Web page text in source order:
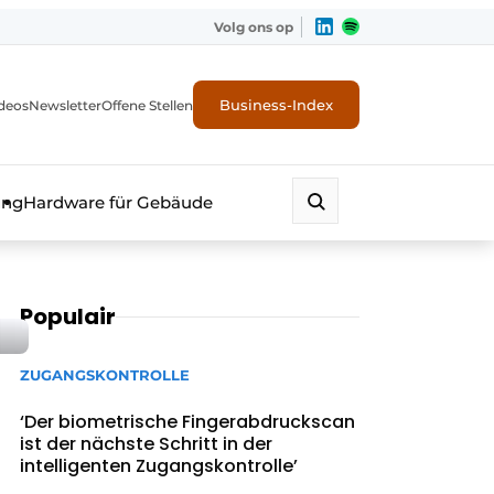
Volg ons op
NewsletterOffene Stellen Business-Index
Hardware für Gebäude
Populair
ZUGANGSKONTROLLE
‘Der biometrische Fingerabdruckscan
ist der nächste Schritt in der
intelligenten Zugangskontrolle’